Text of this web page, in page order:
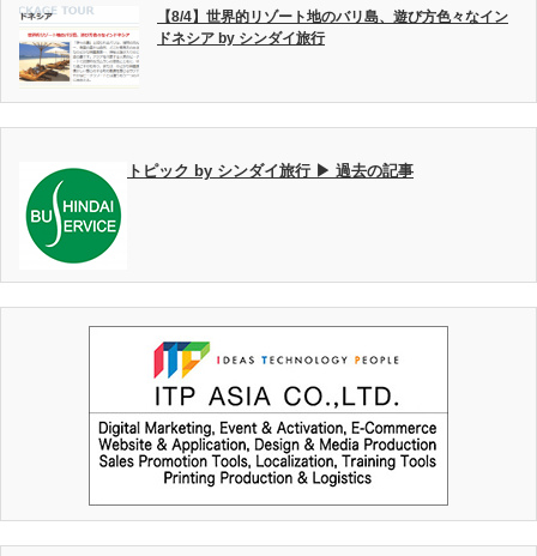
【8/4】世界的リゾート地のバリ島、遊び方色々なイン
ドネシア by シンダイ旅行
トピック by シンダイ旅行 ▶ 過去の記事